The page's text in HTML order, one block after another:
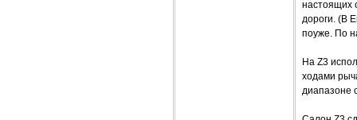
настоящих
дороги. (В
поуже. По
На Z3
ходами
диапазоне